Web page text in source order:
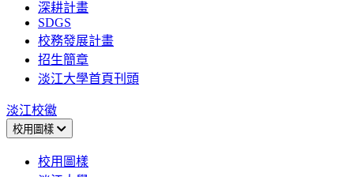
深耕計畫
SDGS
校務發展計畫
招生簡章
淡江大學首頁刊頭
淡江校徽
校用圖樣
校用圖樣